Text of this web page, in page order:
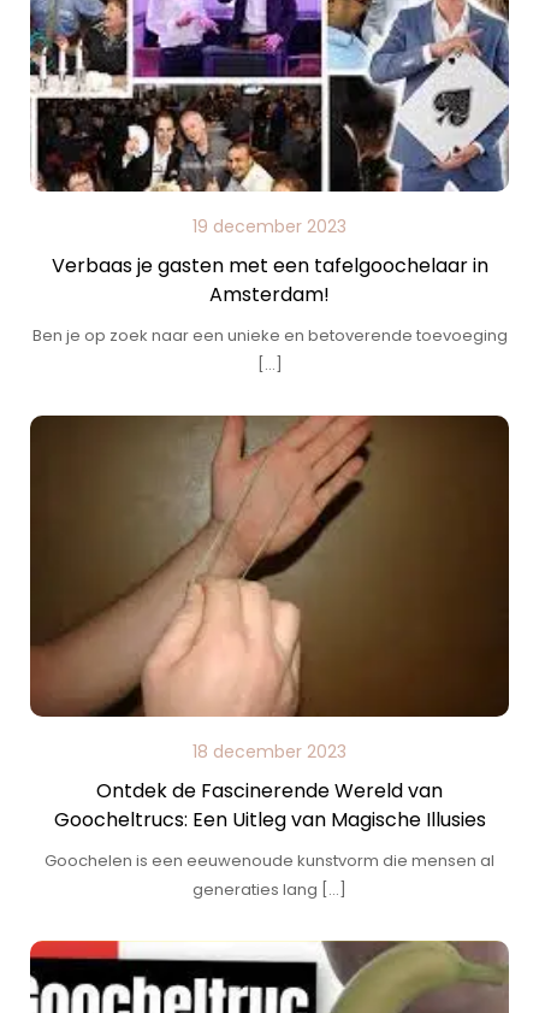
19 december 2023
Verbaas je gasten met een tafelgoochelaar in
Amsterdam!
Ben je op zoek naar een unieke en betoverende toevoeging
[…]
18 december 2023
Ontdek de Fascinerende Wereld van
Goocheltrucs: Een Uitleg van Magische Illusies
Goochelen is een eeuwenoude kunstvorm die mensen al
generaties lang […]